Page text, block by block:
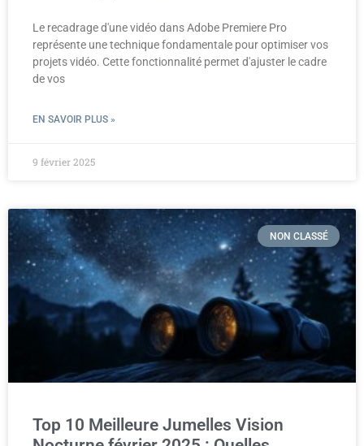
Le recadrage d'une vidéo dans Adobe Premiere Pro
représente une technique fondamentale pour optimiser vos
projets vidéo. Cette fonctionnalité permet d'ajuster le cadre
de vos
EN SAVOIR PLUS »
9 février 2025
NON CLASSÉ
Top 10 Meilleure Jumelles Vision